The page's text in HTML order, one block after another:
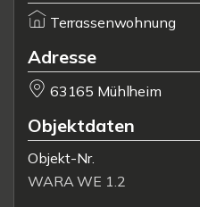
Terrassenwohnung
Adresse
63165 Mühlheim
Objektdaten
Objekt-Nr.
WARA WE 1.2